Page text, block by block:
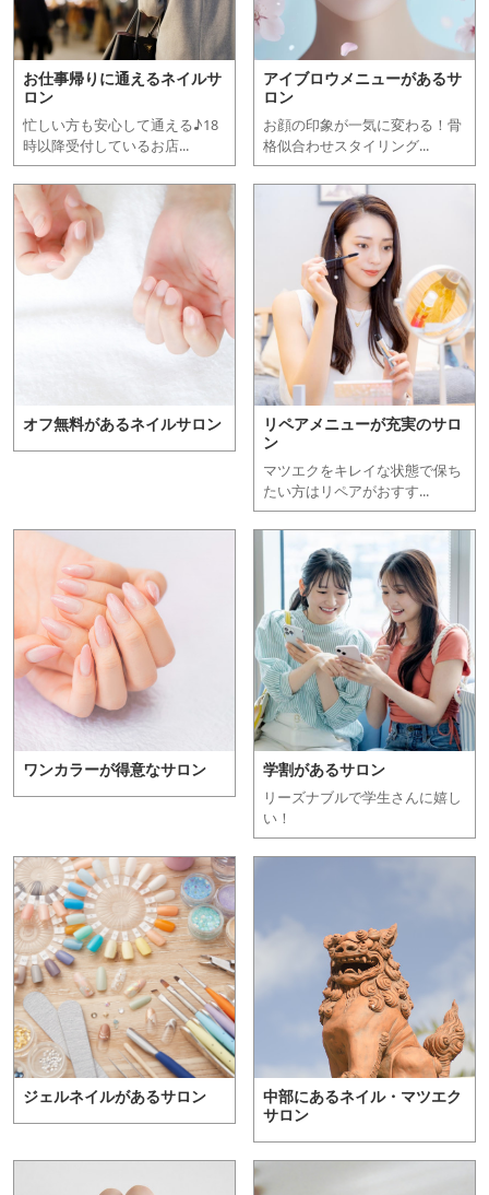
お仕事帰りに通えるネイルサ
ロン
忙しい方も安心して通える♪18
時以降受付しているお店...
アイブロウメニューがあるサ
ロン
お顔の印象が一気に変わる！骨
格似合わせスタイリング...
オフ無料があるネイルサロン
リペアメニューが充実のサロ
ン
マツエクをキレイな状態で保ち
たい方はリペアがおすす...
ワンカラーが得意なサロン 学割があるサロン
リーズナブルで学生さんに嬉し
い！
ジェルネイルがあるサロン
中部にあるネイル・マツエク
サロン